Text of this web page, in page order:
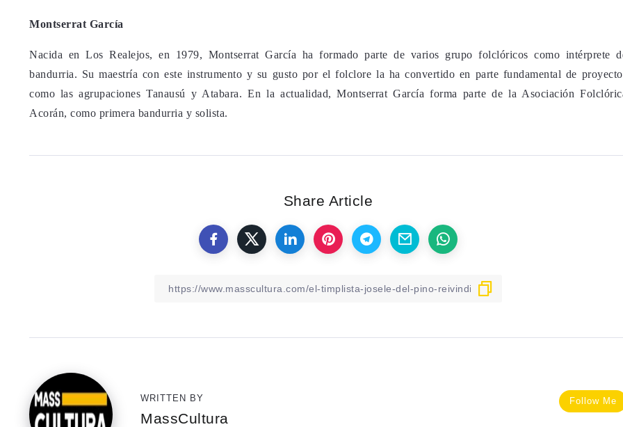
Montserrat García
Nacida en Los Realejos, en 1979, Montserrat García ha formado parte de varios grupo folclóricos como intérprete
bandurria. Su maestría con este instrumento y su gusto por el folclore la ha convertido en parte fundamental de
como las agrupaciones Tanausú y Atabara. En la actualidad, Montserrat García forma parte de la Asociación
Acorán, como primera bandurria y solista.
Share Article
Follow Me
WRITTEN BY
MassCultura